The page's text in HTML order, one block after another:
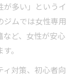
が多い」というイ
ジムでは女性専用
ど、女性が安心
。
ィ対策、初心者向